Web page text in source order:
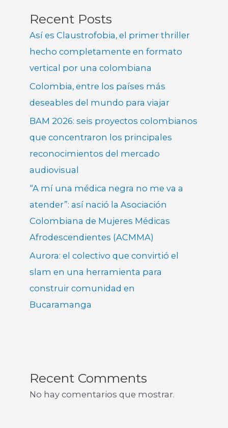
Recent Posts
Así es Claustrofobia, el primer thriller
hecho completamente en formato
vertical por una colombiana
Colombia, entre los países más
deseables del mundo para viajar
BAM 2026: seis proyectos colombianos
que concentraron los principales
reconocimientos del mercado
audiovisual
“A mí una médica negra no me va a
atender”: así nació la Asociación
Colombiana de Mujeres Médicas
Afrodescendientes (ACMMA)
Aurora: el colectivo que convirtió el
slam en una herramienta para
construir comunidad en
Bucaramanga
Recent Comments
No hay comentarios que mostrar.